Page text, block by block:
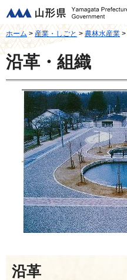
山形県
ホーム>産業・しごと >農林水産業 >
沿革・組織
沿革